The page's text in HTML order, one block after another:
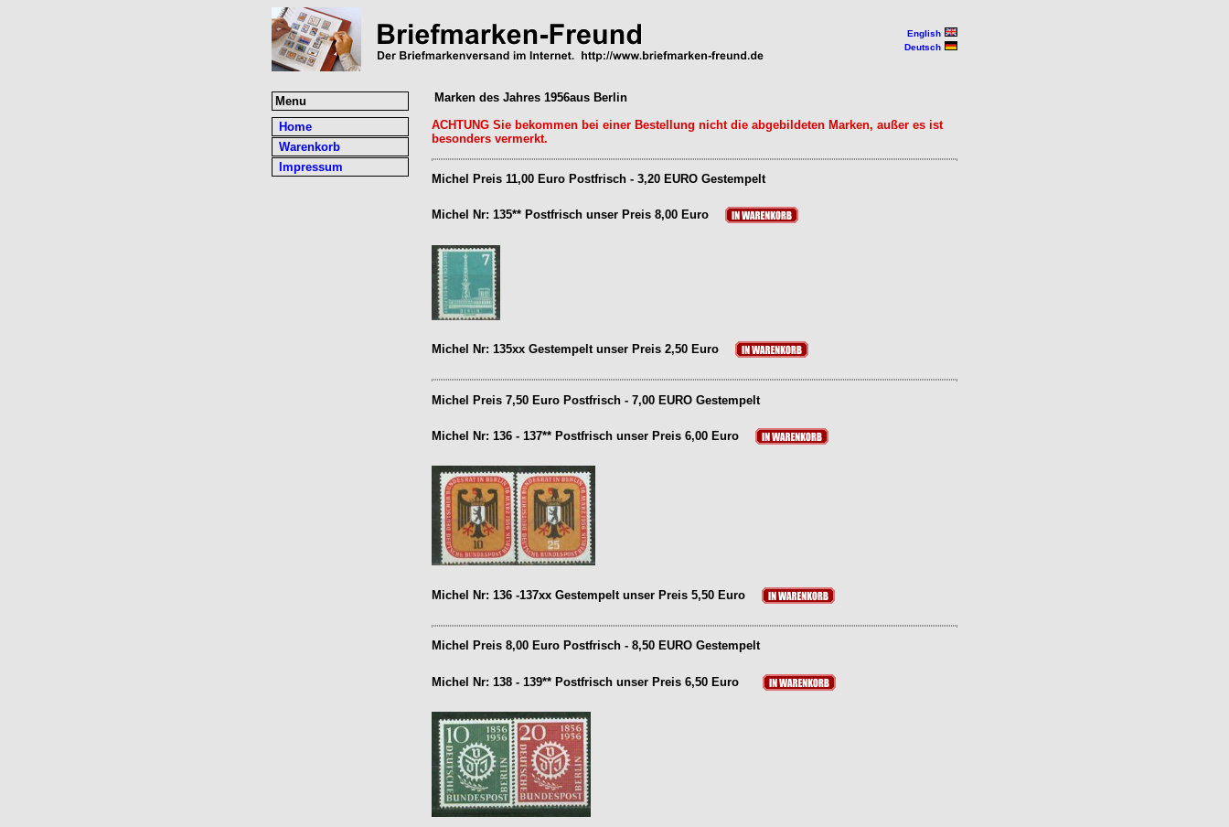
English
Deutsch
Marken des Jahres 1956aus Berlin
ACHTUNG Sie bekommen bei einer Bestellung nicht die abgebildeten Marken, außer es ist
besonders vermerkt.
Michel Preis 11,00 Euro Postfrisch - 3,20 EURO Gestempelt
Michel Nr: 135** Postfrisch unser Preis 8,00 Euro
Michel Nr: 135xx Gestempelt unser Preis 2,50 Euro
Michel Preis 7,50 Euro Postfrisch - 7,00 EURO Gestempelt
Michel Nr: 136 - 137** Postfrisch unser Preis 6,00 Euro
Michel Nr: 136 -137xx Gestempelt unser Preis 5,50 Euro
Michel Preis 8,00 Euro Postfrisch - 8,50 EURO Gestempelt
Michel Nr: 138 - 139** Postfrisch unser Preis 6,50 Euro
Menu
Home
Warenkorb
Impressum